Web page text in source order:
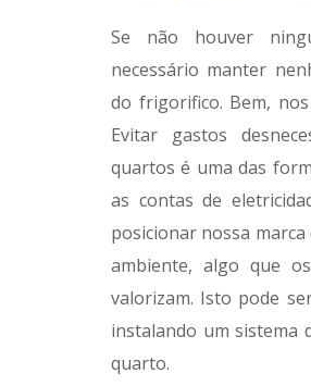
Se não houver
necessário manter
do frigorifico. Bem,
Evitar gastos
quartos é uma das
as contas de
posicionar nossa
ambiente, algo que
valorizam. Isto pode
instalando um sistema
quarto.